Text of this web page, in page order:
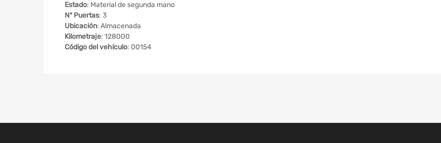
Estado: Material de segunda mano
Nº Puertas: 3
Ubicación: Almacenada
Kilometraje: 128000
Código del vehículo: 00154